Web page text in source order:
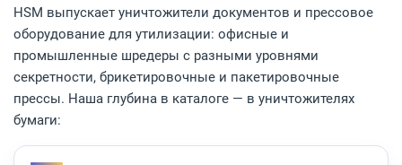
HSM выпускает уничтожители документов и прессовое
оборудование для утилизации: офисные и
промышленные шредеры с разными уровнями
секретности, брикетировочные и пакетировочные
прессы. Наша глубина в каталоге — в уничтожителях
бумаги: